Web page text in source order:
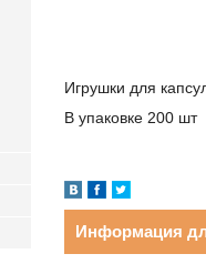
Игрушки для
В упаковке 200 шт
Информация